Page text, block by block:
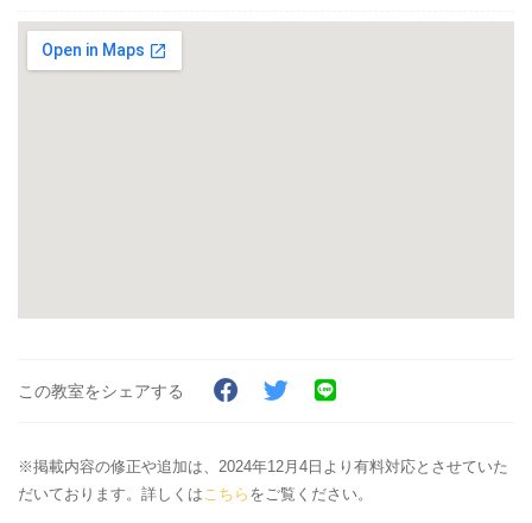
この教室をシェアする
※掲載内容の修正や追加は、2024年12月4日より有料対応とさせていた
だいております。詳しくは こちら をご覧ください。